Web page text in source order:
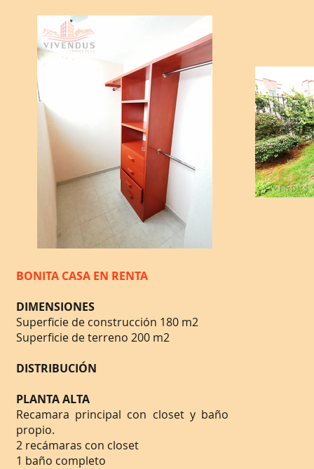
BONITA CASA EN RENTA
DIMENSIONES
Superficie de construcción 180 m2
Superficie de terreno 200 m2
DISTRIBUCIÓN
PLANTA ALTA
Recamara principal con closet y baño
propio.
2 recámaras con closet
1 baño completo